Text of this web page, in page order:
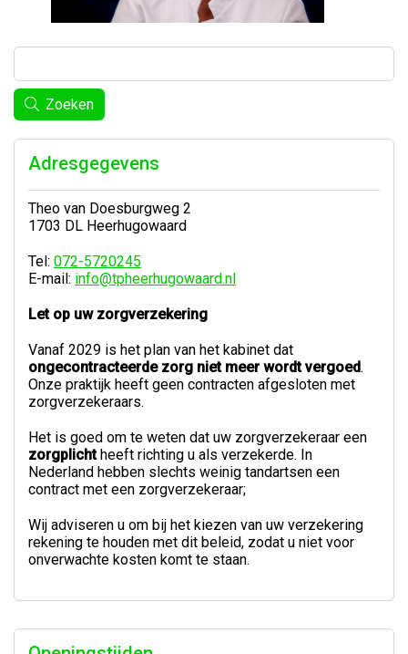
Zoeken
Adresgegevens
Theo van Doesburgweg 2
1703 DL Heerhugowaard
Tel: 072-5720245
E-mail: info@tpheerhugowaard.nl
Let op uw zorgverzekering
Vanaf 2029 is het plan van het kabinet dat
ongecontracteerde zorg niet meer wordt vergoed.
Onze praktijk heeft geen contracten afgesloten met
zorgverzekeraars.
Het is goed om te weten dat uw zorgverzekeraar een
zorgplichtheeft richting u als verzekerde. In
Nederland hebben slechts weinig tandartsen een
contract met een zorgverzekeraar;
Wij adviseren u om bij het kiezen van uw verzekering
rekening te houden met dit beleid, zodat u niet voor
onverwachte kosten komt te staan.